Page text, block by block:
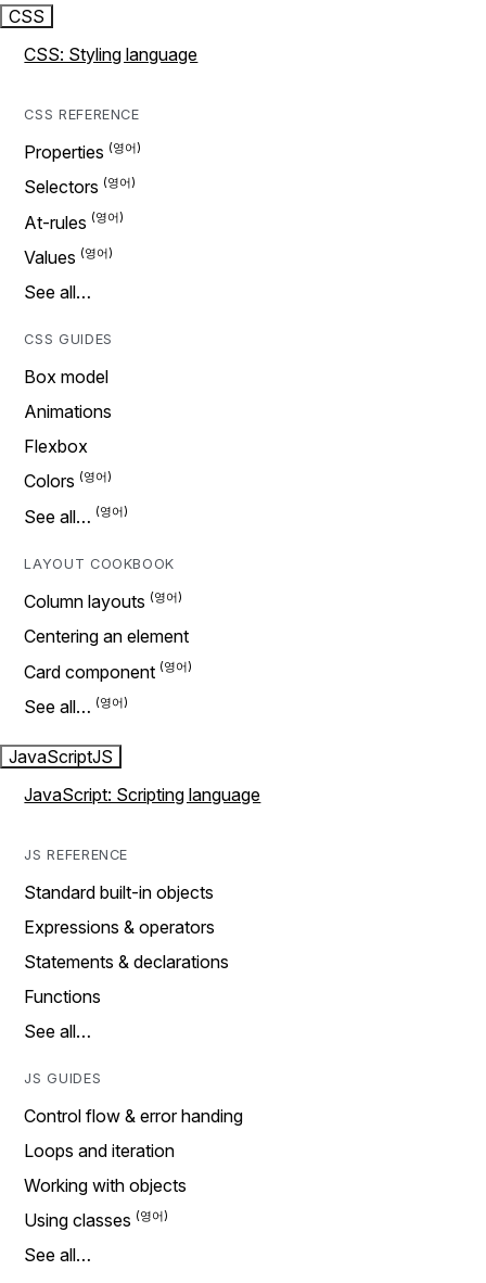
CSS
CSS: Styling language
CSS REFERENCE
Properties
Selectors
At-rules
Values
See all…
CSS GUIDES
Box model
Animations
Flexbox
Colors
See all…
LAYOUT COOKBOOK
Column layouts
Centering an element
Card component
See all…
JavaScriptJS
JavaScript: Scripting language
JS REFERENCE
Standard built-in objects
Expressions & operators
Statements & declarations
Functions
See all…
JS GUIDES
Control flow & error handing
Loops and iteration
Working with objects
Using classes
See all…